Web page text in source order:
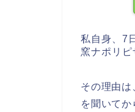
私自身、7
窯ナポリピ
その理由
を聞いて